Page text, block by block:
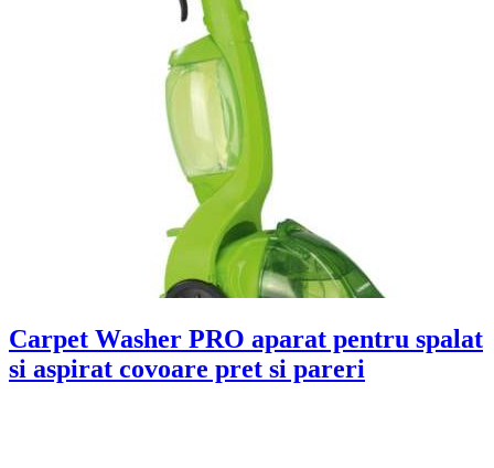
Carpet Washer PRO aparat pentru spalat
si aspirat covoare pret si pareri